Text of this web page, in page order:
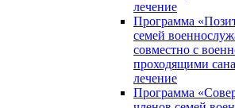
лечение
Программа
семей
совместно с
проходящими
лечение
Программа